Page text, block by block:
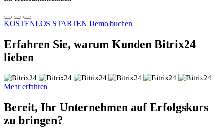
KOSTENLOS STARTEN Demo buchen
Erfahren Sie, warum Kunden Bitrix24
lieben
Mehr erfahren
Bereit, Ihr Unternehmen auf Erfolgskurs
zu bringen?